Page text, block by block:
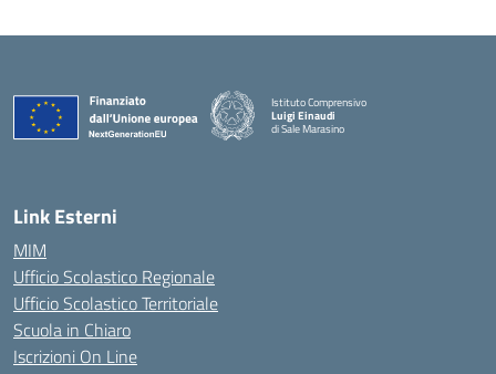
Istituto Comprensivo
Luigi Einaudi
di Sale Marasino
Link Esterni
MIM
Ufficio Scolastico Regionale
Ufficio Scolastico Territoriale
Scuola in Chiaro
Iscrizioni On Line